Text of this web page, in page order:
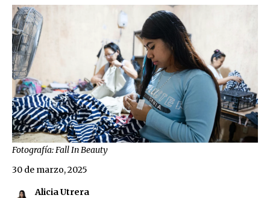
Fotografía: Fall In Beauty
Alicia Utrera
30 de marzo, 2025